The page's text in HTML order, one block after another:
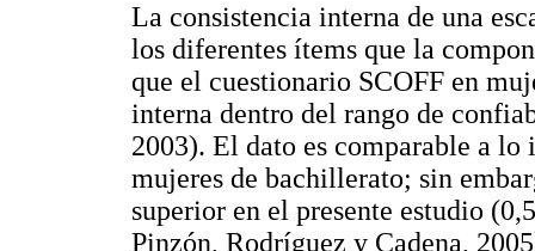
La consistencia interna de una
los diferentes ítems que la
que el cuestionario SCOFF en
interna dentro del rango de
2003). El dato es comparable a lo
mujeres de bachillerato; sin
superior en el presente estudio
Pinzón, Rodríguez y Cadena,